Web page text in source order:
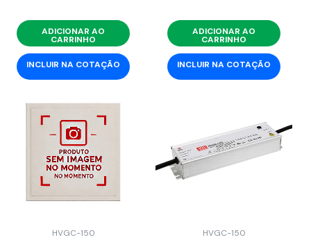
ADICIONAR AO
CARRINHO
INCLUIR NA COTAÇÃO
ADICIONAR AO
CARRINHO
INCLUIR NA COTAÇÃO
HVGC-150 HVGC-150